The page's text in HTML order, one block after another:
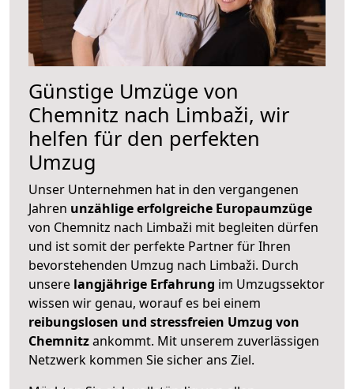
Günstige Umzüge von
Chemnitz nach Limbaži, wir
helfen für den perfekten
Umzug
Unser Unternehmen hat in den vergangenen
Jahren unzählige erfolgreiche Europaumzüge
von Chemnitz nach Limbaži mit begleiten dürfen
und ist somit der perfekte Partner für Ihren
bevorstehenden Umzug nach Limbaži. Durch
unsere langjährige Erfahrung im Umzugssektor
wissen wir genau, worauf es bei einem
reibungslosen und stressfreien Umzug von
Chemnitzankommt. Mit unserem zuverlässigen
Netzwerk kommen Sie sicher ans Ziel.